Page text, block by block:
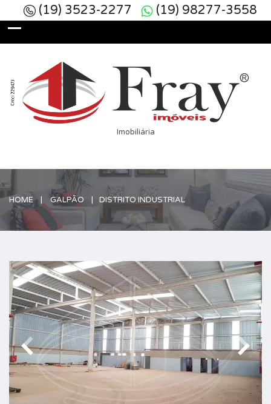
(19) 98277-3558
(19) 3523-2277
Imobiliária
HOME GALPÃO DISTRITO INDUSTRIAL